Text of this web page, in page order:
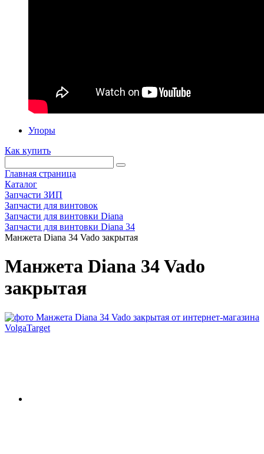
Упоры
Как купить
Главная страница
Каталог
Запчасти ЗИП
Запчасти для винтовок
Запчасти для винтовки Diana
Запчасти для винтовки Diana 34
Манжета Diana 34 Vado закрытая
Манжета Diana 34 Vado
закрытая